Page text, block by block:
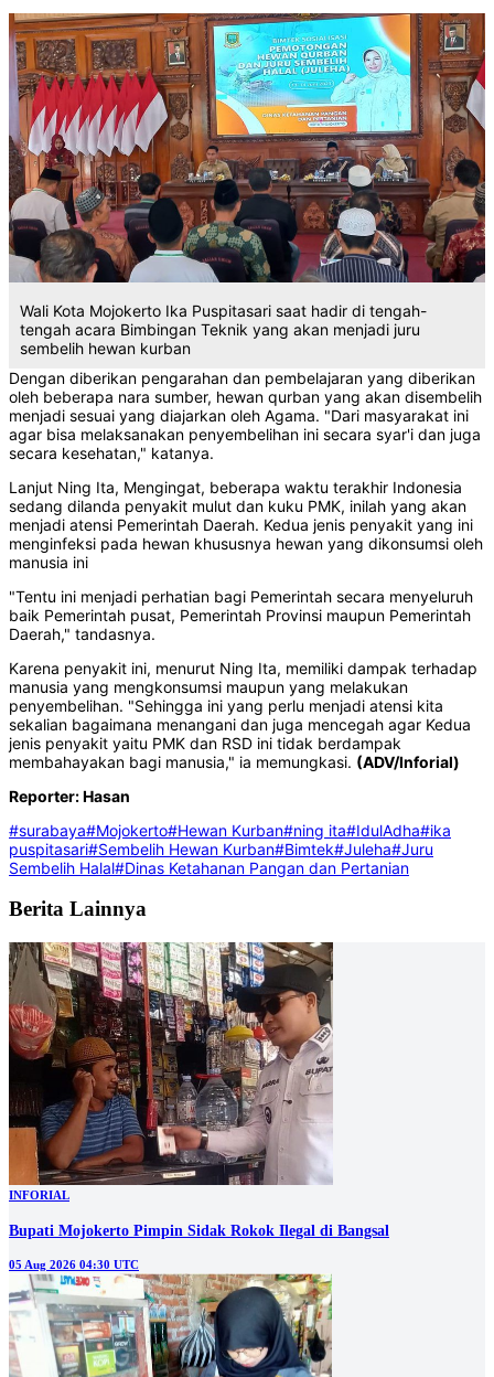
Wali Kota Mojokerto Ika Puspitasari saat hadir di tengah-
tengah acara Bimbingan Teknik yang akan menjadi juru
sembelih hewan kurban
Dengan diberikan pengarahan dan pembelajaran yang diberikan
oleh beberapa nara sumber, hewan qurban yang akan disembelih
menjadi sesuai yang diajarkan oleh Agama. "Dari masyarakat ini
agar bisa melaksanakan penyembelihan ini secara syar'i dan juga
secara kesehatan," katanya.
Lanjut Ning Ita, Mengingat, beberapa waktu terakhir Indonesia
sedang dilanda penyakit mulut dan kuku PMK, inilah yang akan
menjadi atensi Pemerintah Daerah. Kedua jenis penyakit yang ini
menginfeksi pada hewan khususnya hewan yang dikonsumsi oleh
manusia ini
"Tentu ini menjadi perhatian bagi Pemerintah secara menyeluruh
baik Pemerintah pusat, Pemerintah Provinsi maupun Pemerintah
Daerah," tandasnya.
Karena penyakit ini, menurut Ning Ita, memiliki dampak terhadap
manusia yang mengkonsumsi maupun yang melakukan
penyembelihan. "Sehingga ini yang perlu menjadi atensi kita
sekalian bagaimana menangani dan juga mencegah agar Kedua
jenis penyakit yaitu PMK dan RSD ini tidak berdampak
membahayakan bagi manusia," ia memungkasi. (ADV/Inforial)
Reporter: Hasan
#surabaya#Mojokerto#Hewan Kurban#ning ita#IdulAdha#ika
puspitasari#Sembelih Hewan Kurban#Bimtek#Juleha#Juru
Sembelih Halal#Dinas Ketahanan Pangan dan Pertanian
Berita Lainnya
INFORIAL
Bupati Mojokerto Pimpin Sidak Rokok Ilegal di Bangsal
05 Aug 2026 04:30 UTC